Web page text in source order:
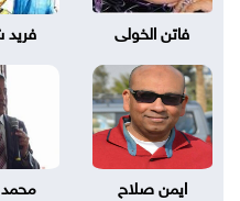
فاتن الخولى
ايمن صلاح